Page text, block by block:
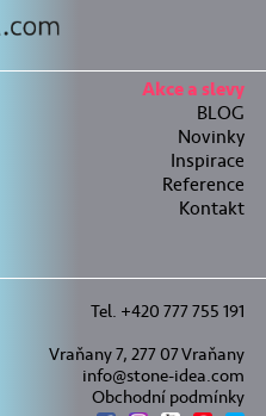
Akce a slevy
BLOG
Novinky
Inspirace
Reference
Kontakt
Tel. +420 777 755 191
Vraňany 7, 277 07 Vraňany
info@stone-idea.com
Obchodní podmínky